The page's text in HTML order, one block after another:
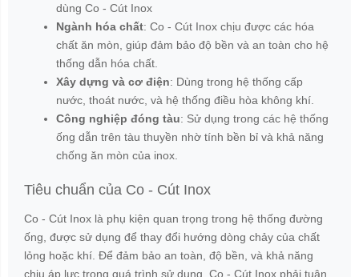
dùng Co - Cút Inox
Ngành hóa chất: Co - Cút Inox chịu được các hóa
chất ăn mòn, giúp đảm bảo độ bền và an toàn cho hệ
thống dẫn hóa chất.
Xây dựng và cơ điện: Dùng trong hệ thống cấp
nước, thoát nước, và hệ thống điều hòa không khí.
Công nghiệp đóng tàu: Sử dụng trong các hệ thống
ống dẫn trên tàu thuyền nhờ tính bền bỉ và khả năng
chống ăn mòn của inox.
Tiêu chuẩn của Co - Cút Inox
Co - Cút Inox là phụ kiện quan trọng trong hệ thống đường
ống, được sử dụng để thay đổi hướng dòng chảy của chất
lỏng hoặc khí. Để đảm bảo an toàn, độ bền, và khả năng
chịu áp lực trong quá trình sử dụng, Co - Cút Inox phải tuân